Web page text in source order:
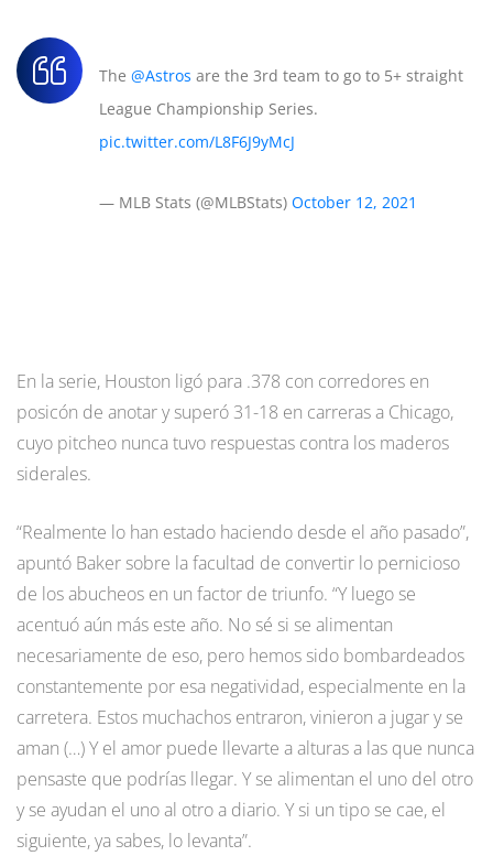
The @Astros are the 3rd team to go to 5+ straight
League Championship Series.
pic.twitter.com/L8F6J9yMcJ
— MLB Stats (@MLBStats) October 12, 2021
En la serie, Houston ligó para .378 con corredores en
posicón de anotar y superó 31-18 en carreras a Chicago,
cuyo pitcheo nunca tuvo respuestas contra los maderos
siderales.
“Realmente lo han estado haciendo desde el año pasado”,
apuntó Baker sobre la facultad de convertir lo pernicioso
de los abucheos en un factor de triunfo. “Y luego se
acentuó aún más este año. No sé si se alimentan
necesariamente de eso, pero hemos sido bombardeados
constantemente por esa negatividad, especialmente en la
carretera. Estos muchachos entraron, vinieron a jugar y se
aman (…) Y el amor puede llevarte a alturas a las que nunca
pensaste que podrías llegar. Y se alimentan el uno del otro
y se ayudan el uno al otro a diario. Y si un tipo se cae, el
siguiente, ya sabes, lo levanta”.